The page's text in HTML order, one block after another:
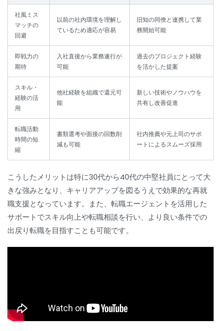
社風ミス
マッチの
回避
以前の社内環境を理解し
ているため適応が容易
旧知の同僚と連携して業
務開始可能
即戦力の
期待
入社直後から業務遂行が
可能
過去のプロジェクト経験
を活かした提案
スキル・
経験の活
用
他社経験を組織で還元可
能
新しい技術やノウハウを
共有し改善促進
転職活動
時間の短
縮
書類選考や面接の回数削
減も可能
社内推薦や元上司のサポ
ートによるスムーズ採用
こうしたメリットは特に30代から40代の中堅社員にとって大
きな強みとなり、キャリアアップを図るうえで効果的な再就
職支援となっています。また、転職エージェントを活用した
サポートでスキル向上や転職相談を行い、より良い条件での
出戻り転職を目指すことも可能です。